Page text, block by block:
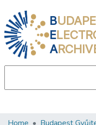
B
E
A